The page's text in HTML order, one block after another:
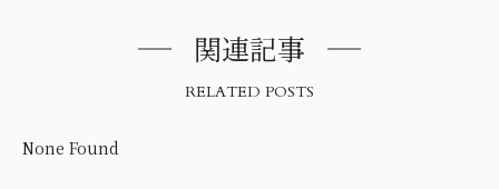
関連記事
RELATED POSTS
None Found